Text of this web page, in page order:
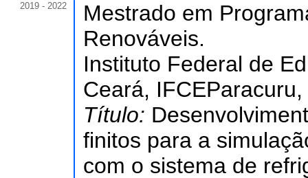
2019 - 2022
Mestrado em
Renováveis.
Instituto Federal de
Ceará,
Título:
finitos para a
com o sistema de